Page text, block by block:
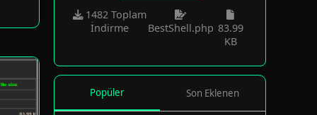
1482 Toplam
İndirme
BestShell.php 83.99
KB
Popüler Son Eklenen